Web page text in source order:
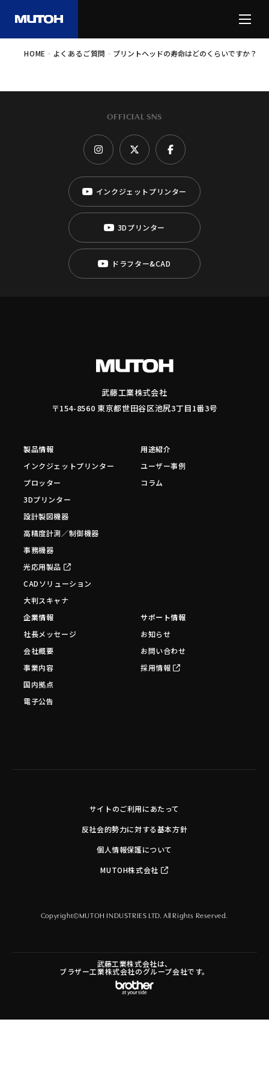
HOME - よくあるご質問 - プリントヘッドの寿命はどのくらいですか？
OFFICIAL SNS
インクジェットプリンター
3Dプリンター
ドラフター&CAD
武藤工業株式会社
〒154-8560 東京都世田谷区池尻3丁目1番3号
製品情報
インクジェットプリンター
プロッター
3Dプリンター
設計製図機器
高精度計測／制御機器
事務機器
光応用製品
CADソリューション
大判スキャナ
用途紹介
ユーザー事例
コラム
企業情報
社長メッセージ
会社概要
事業内容
国内拠点
電子公告
サポート情報
お知らせ
お問い合わせ
採用情報
サイトのご利用にあたって
反社会的勢力に対する基本方針
個人情報保護について
MUTOH株式会社
Copyright©MUTOH INDUSTRIES LTD. All Rights Reserved.
武藤工業株式会社は、
ブラザー工業株式会社のグループ会社です。